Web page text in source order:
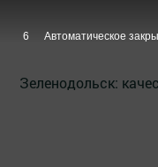
⁠Зеленодольск:
5 Автоматическое